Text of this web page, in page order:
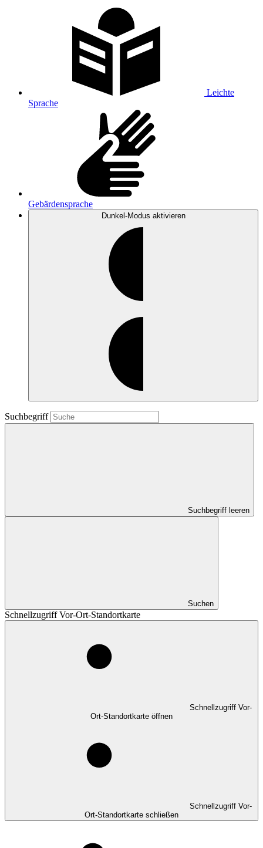
Leichte
Sprache
Gebärdensprache
Dunkel-Modus aktivieren
Suchbegriff
Suchbegriff leeren
Suchen
Schnellzugriff Vor-Ort-Standortkarte
Schnellzugriff Vor-
Ort-Standortkarte öffnen
Schnellzugriff Vor-
Ort-Standortkarte schließen